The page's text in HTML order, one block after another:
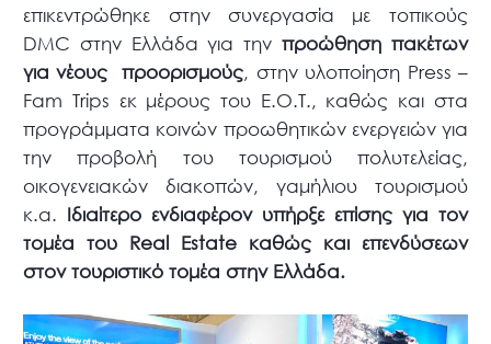
επικεντρώθηκε στην συνεργασία με τοπικούς
DMC στην Ελλάδα για τηνπροώθηση πακέτων
για νέους προορισμούς, στην υλοποίηση Press –
Fam Trips εκ μέρους του Ε.Ο.Τ., καθώς και στα
προγράμματα κοινών προωθητικών ενεργειών για
την προβολή του τουρισμού πολυτελείας,
οικογενειακών διακοπών, γαμήλιου τουρισμού
κ.α. Ιδιαίτερο ενδιαφέρον υπήρξε επίσης για τον
τομέα του Real Estate καθώς και επενδύσεων
στον τουριστικό τομέα στην Ελλάδα.